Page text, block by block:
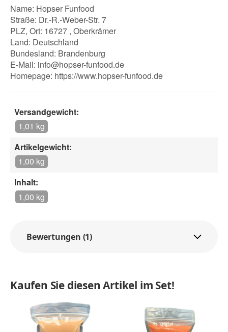
Name: Hopser Funfood
Straße: Dr.-R.-Weber-Str. 7
PLZ, Ort: 16727 , Oberkrämer
Land: Deutschland
Bundesland: Brandenburg
E-Mail: info@hopser-funfood.de
Homepage: https://www.hopser-funfood.de
Versandgewicht:
1,01 kg
Artikelgewicht:
1,00 kg
Inhalt:
1,00 kg
Bewertungen (1)
Kaufen Sie diesen Artikel im Set!